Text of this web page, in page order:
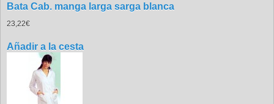
Bata Cab. manga larga sarga blanca
23,22€
Añadir a la cesta